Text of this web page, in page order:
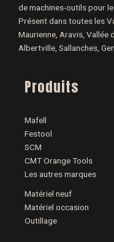
de machines-outils pour
Présent dans toutes les
Maurienne, Aravis, Vallée
Albertville, Sallanches,
Produits
Mafell
Festool
SCM
CMT Orange Tools
Les autres marques
Matériel neuf
Matériel occasion
Outillage